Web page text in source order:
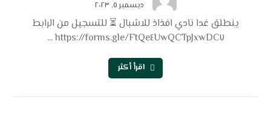
ديسمبر ٥, ٢٠٢٣
ينطلق غدا نادي افذاذ للاشبال ⏳ للتسجيل من الرابط
https://forms.gle/FtQe٤UwQCTpJxwDC٧ ...
اقرأ أكثر